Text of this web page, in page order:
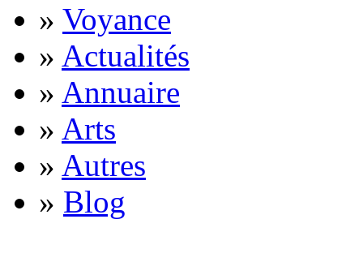
» Voyance
» Actualités
» Annuaire
» Arts
» Autres
» Blog